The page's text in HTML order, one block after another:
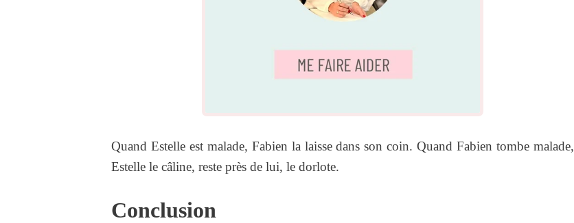
Quand Estelle est malade, Fabien la laisse dans son coin. Quand Fabien tombe malade,
Estelle le câline, reste près de lui, le dorlote.
Conclusion